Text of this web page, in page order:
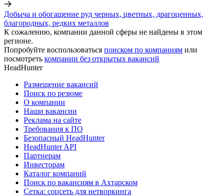
Добыча и обогащение руд черных, цветных, драгоценных,
благородных, редких металлов
К сожалению, компании данной сферы не найдены в этом
регионе.
Попробуйте воспользоваться поиском по компаниям или
посмотреть компании без открытых вакансий
HeadHunter
Размещение вакансий
Поиск по резюме
О компании
Наши вакансии
Реклама на сайте
Требования к ПО
Безопасный HeadHunter
HeadHunter API
Партнерам
Инвесторам
Каталог компаний
Поиск по вакансиям в Ахтарском
Сетка: соцсеть для нетворкинга